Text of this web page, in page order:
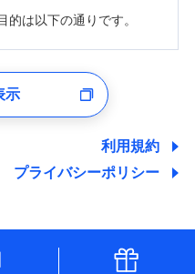
は以下の通りです。
ため
・提携会社の保険その他に
の契約を勧奨するため、ま
め、またそれらに付帯、関
商品・サービスをご提案す
があります。）
示
利用規約
プライバシーポリシー